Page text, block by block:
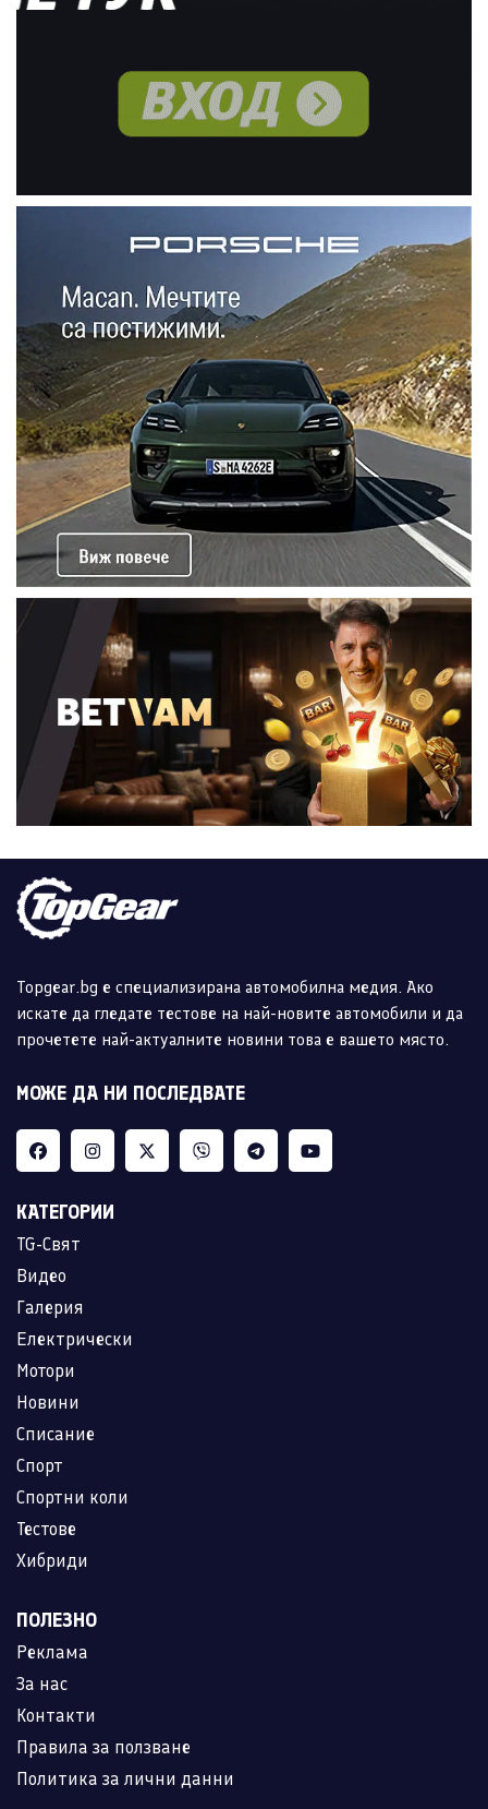
Topgear.bg е специализирана автомобилна медия. Ако
искате да гледате тестове на най-новите автомобили и да
прочетете най-актуалните новини това е вашето място.
МОЖЕ ДА НИ ПОСЛЕДВАТЕ
КАТЕГОРИИ
TG-Свят
Видео
Галерия
Електрически
Мотори
Новини
Списание
Спорт
Спортни коли
Тестове
Хибриди
ПОЛЕЗНО
Реклама
За нас
Контакти
Правила за ползване
Политика за лични данни